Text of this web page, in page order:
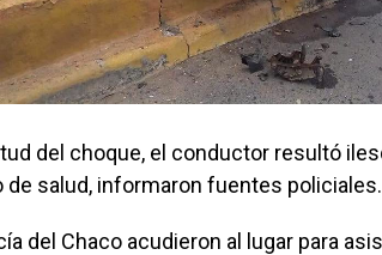
del choque, el conductor resultó
de salud, informaron fuentes policiales.
del Chaco acudieron al lugar para